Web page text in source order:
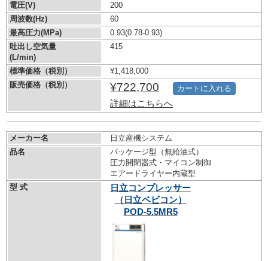
電圧(V)
200
周波数(Hz)
60
最高圧力(MPa)
0.93(0.78-0.93)
吐出し空気量
(L/min)
415
標準価格（税別）
¥1,418,000
販売価格（税別）
¥722,700
詳細はこちらへ
カートに入れる
メーカー名
日立産機システム
品名
パッケージ型（無給油式）
圧力開閉器式・マイコン制御
エアードライヤー内蔵型
型 式
日立コンプレッサー
（日立ベビコン）
POD-5.5MR5